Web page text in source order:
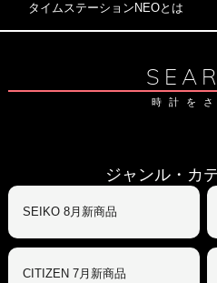
タイムステーションNEOとは
時計を
ジャンル・カ
SEIKO 8月新商品
CITIZEN 7月新商品